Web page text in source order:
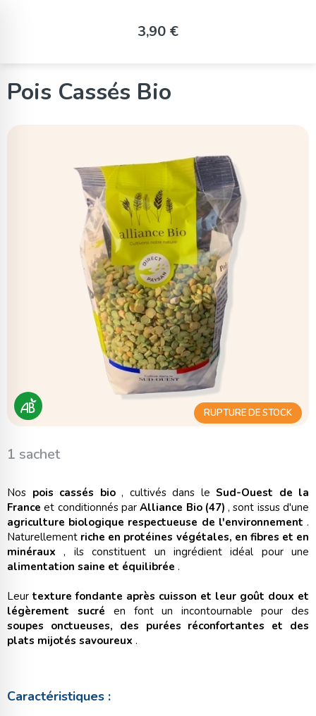
Pois Cassés Bio
RUPTURE DE STOCK
1 sachet
3,90 €
Nos pois cassés bio, cultivés dans le Sud-Ouest de la
France et conditionnés parAlliance Bio (47) , sont issus d'une
agriculture biologique respectueuse de l'environnement .
Naturellement riche en protéines végétales, en fibres et en
minéraux , ils constituent un ingrédient idéal pour une
alimentation saine et équilibrée .
Leur texture fondante après cuisson et leur goût doux et
légèrement sucré en font un incontournable pour des
soupes onctueuses, des purées réconfortantes et des
plats mijotés savoureux .
Caractéristiques :